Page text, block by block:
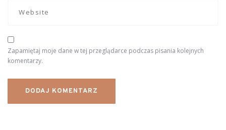
Zapamiętaj moje dane w tej przeglądarce podczas pisania kolejnych
komentarzy.